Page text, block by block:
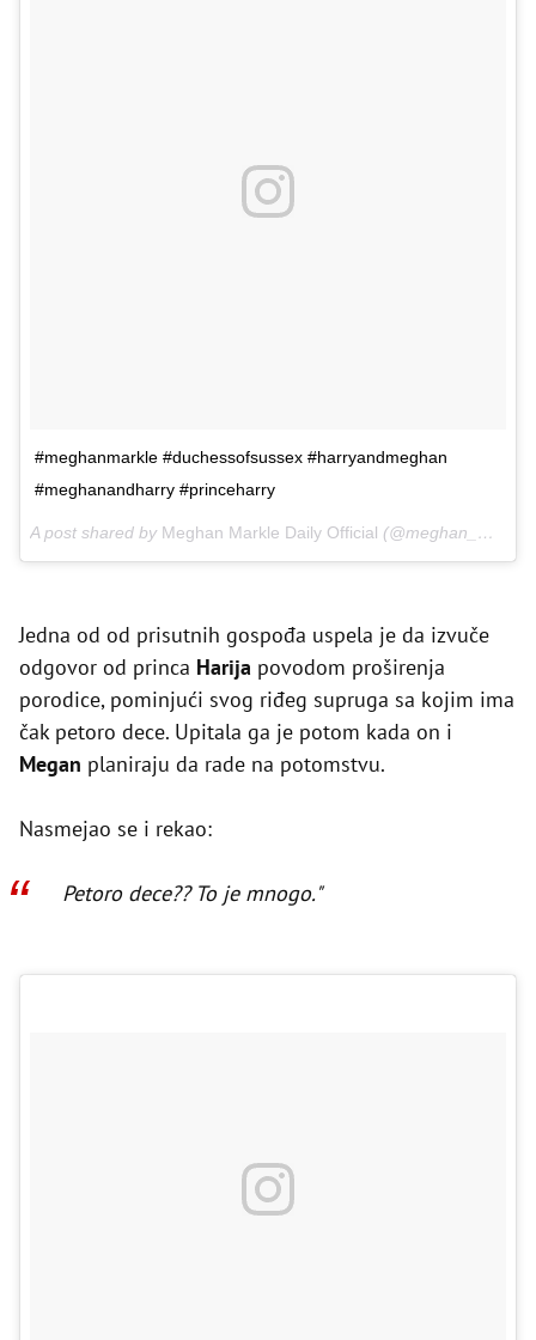
#meghanmarkle #duchessofsussex #harryandmeghan
#meghanandharry #princeharry
A post shared by Meghan Markle Daily Official (@meghan_markle1981) on
Jedna od od prisutnih gospođa uspela je da izvuče
odgovor od princa Harija povodom proširenja
porodice, pominjući svog riđeg supruga sa kojim ima
čak petoro dece. Upitala ga je potom kada on i
Megan planiraju da rade na potomstvu.
Nasmejao se i rekao:
Petoro dece?? To je mnogo."